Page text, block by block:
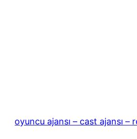
oyuncu ajansı – cast ajansı –